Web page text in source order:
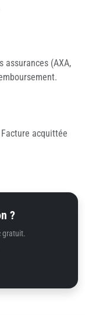
assurances (AXA,
acquittée
?
gratuit.